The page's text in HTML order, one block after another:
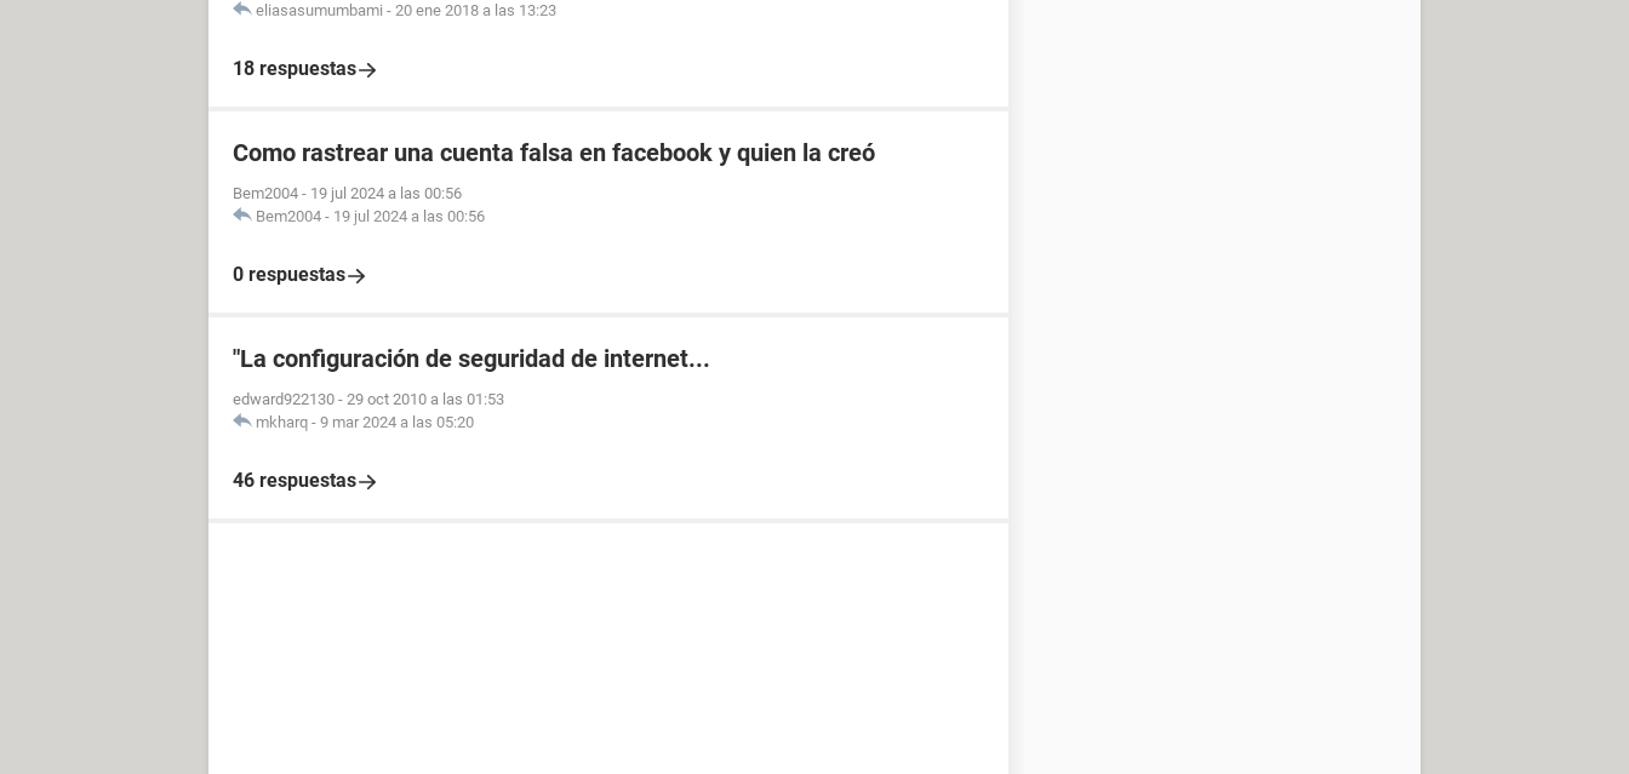
eliasasumumbami - 20 ene 2018 a las 13:23
18 respuestas
Como rastrear una cuenta falsa en facebook y quien la creó
Bem2004 - 19 jul 2024 a las 00:56
Bem2004 - 19 jul 2024 a las 00:56
0 respuestas
"La configuración de seguridad de internet...
edward922130 - 29 oct 2010 a las 01:53
mkharq - 9 mar 2024 a las 05:20
46 respuestas